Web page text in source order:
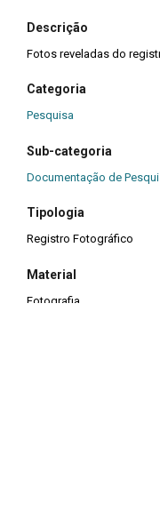
Descrição
Fotos reveladas do
Categoria
Pesquisa
Sub-categoria
Documentação de
Tipologia
Registro Fotográfico
Material
Fotografia